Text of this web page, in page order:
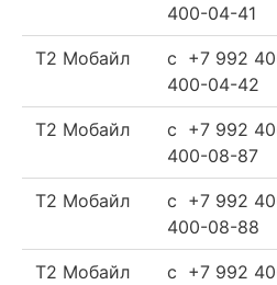
400-04-41
Т2 Мобайл
c +7 992
400-04-42
Т2 Мобайл
c +7 992
400-08-87
Т2 Мобайл
c +7 992
400-08-88
Т2 Мобайл c +7 992